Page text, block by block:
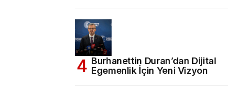
Burhanettin Duran’dan Dijital
Egemenlik İçin Yeni Vizyon